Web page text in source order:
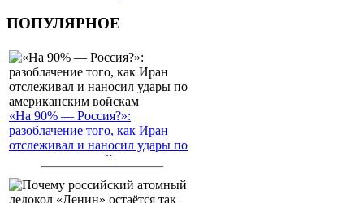
ПОПУЛЯРНОЕ
«На 90% — Россия?»:
разоблачение того, как Иран
отслеживал и наносил удары по
американским войскам